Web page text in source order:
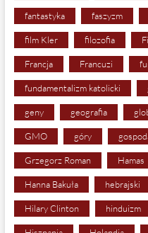
fantastyka faszyzm
film Kler filozofia
Francja Francuzi
fundamentalizm katolicki
geny geografia
GMO góry
Grzegorz Roman Hamas
Hanna Bakuła hebrajski
Hilary Clinton hinduizm